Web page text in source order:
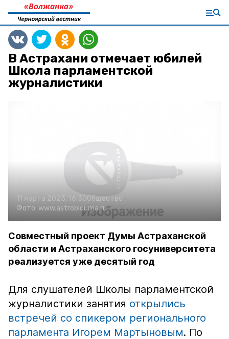
В Астрахани отмечает юбилей
Школа парламентской
журналистики
11 марта 2023, 16:30Общество
Фото: www.astroblduma.ru
Совместный проект Думы Астраханской
области и Астраханского госуниверситета
реализуется уже десятый год
Для слушателей Школы парламентской
журналистики занятия открылись
встречей со спикером регионального
парламента Игорем Мартыновым. По